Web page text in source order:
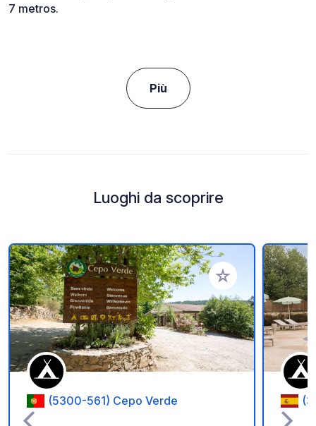
7 metros.
Più
Luoghi da scoprire
Aggiungi ai tuoi
(5300-561) Cepo Verde